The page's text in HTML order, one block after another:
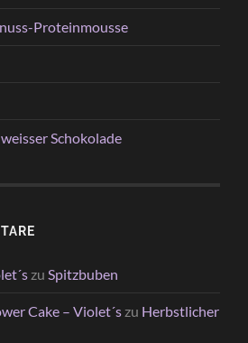
Proteinmousse
Schokolade
zuSpitzbuben
Cake – Violet´s zu Herbstlicher